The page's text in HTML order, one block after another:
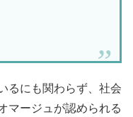
るにも関わらず、社会
マージュが認められる